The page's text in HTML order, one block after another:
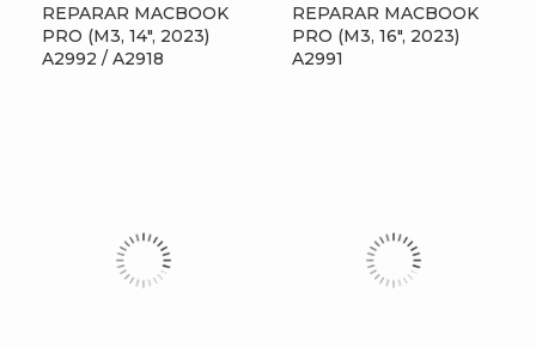
REPARAR MACBOOK
PRO (M3, 14″, 2023)
A2992 / A2918
REPARAR MACBOOK
PRO (M3, 16″, 2023)
A2991